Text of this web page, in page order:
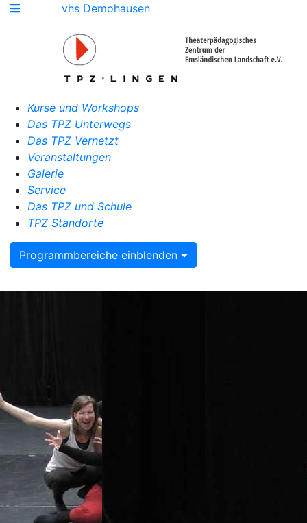
vhs Demohausen
Kurse und Workshops
Das TPZ Unterwegs
Das TPZ Vernetzt
Veranstaltungen
Galerie
Service
Das TPZ und Schule
TPZ Standorte
Programmbereiche einblenden